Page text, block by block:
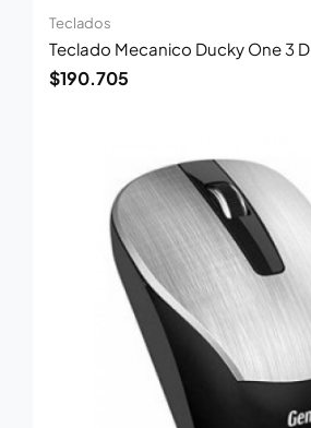
Teclados
Teclado Mecanico Ducky One 3 D
$190.705